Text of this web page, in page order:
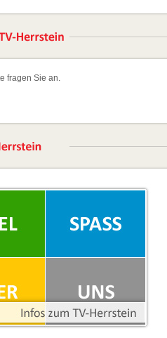
fragen Sie an.